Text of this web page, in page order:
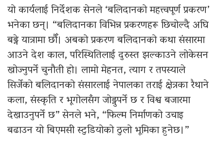
यो कार्यलाई निर्देशक सेनले ‘बलिदानको महत्त्वपूर्ण प्रकरण’
भनेका छन्। “बलिदानका विभिन्न प्रकरणहरू छिचोल्दै अघि
बढ्ने यात्रामा छौँ। अबको प्रकरण बलिदानको कथा संसारमा
आउने देश काल, परिस्थितिलाई दुरुस्त झल्काउने लोकेसन
खोज्नुपर्ने चुनौती हो। लामो मेहनत, त्याग र तपस्याले
सिर्जेको बलिदानको संसारलाई नेपालका तराई क्षेत्रका रैथाने
कला, संस्कृति र भूगोलसँग जोड्नुपर्ने छ र विश्व बजारमा
देखाउनुपर्ने छ” सेनले भने, “फिल्म निर्माणको उचाइ
बढाउन यो बिएमसी स्टुडियोको ठुलो भूमिका हुनेछ।”